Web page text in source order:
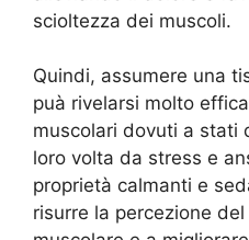
scioltezza dei muscoli.
Quindi, assumere una
puà rivelarsi molto
muscolari dovuti a stati
loro volta da stress e
proprietà calmanti e
risurre la percezione